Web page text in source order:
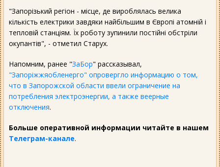
"Запорізький регіон - місце, де вироблялась велика
кількість електрики завдяки найбільшим в Європі атомній і
тепловій станціям. Їх роботу зупинили постійні обстріли
окупантів", - отметил Старух.
Напомним, ранее "ЗаБор" рассказывал,
"Запоріжжяобленерго" опровергло информацию о том,
что в Запорожской области ввели ограничение на
потребления электроэнергии, а также веерные
отключения.
Больше оперативной информации читайте в нашем
Телеграм-канале.